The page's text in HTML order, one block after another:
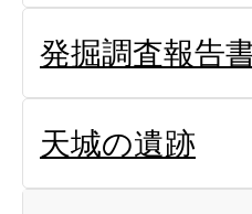
発掘調査報告
天城の遺跡